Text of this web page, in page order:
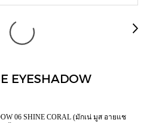
EYESHADOW
06 SHINE CORAL (มักเน่ มูส อายแช